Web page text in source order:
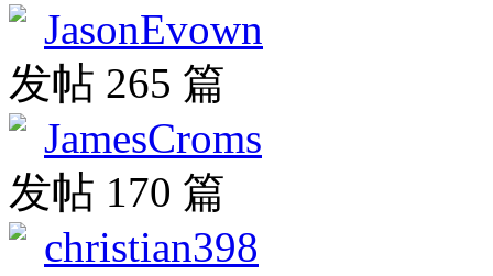
JasonEvown
发帖 265 篇
JamesCroms
发帖 170 篇
christian398